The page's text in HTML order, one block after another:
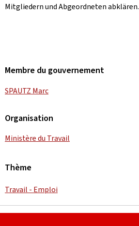
Mitgliedern und Abgeordneten abklären.
Membre du gouvernement
SPAUTZ Marc
Organisation
Ministère du Travail
Thème
Travail - Emploi